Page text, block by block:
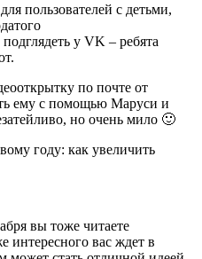
пользователей с детьми,
у VK – ребята
по почте от
ему с помощью Маруси и
но очень мило 🙂
вы тоже читаете
интересного вас ждет в